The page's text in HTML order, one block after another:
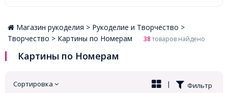
Магазин рукоделия > Рукоделие и Творчество >
Творчество > Картины по Номерам 38товаров найдено
Картины по Номерам
Сортировка Фильтр
|